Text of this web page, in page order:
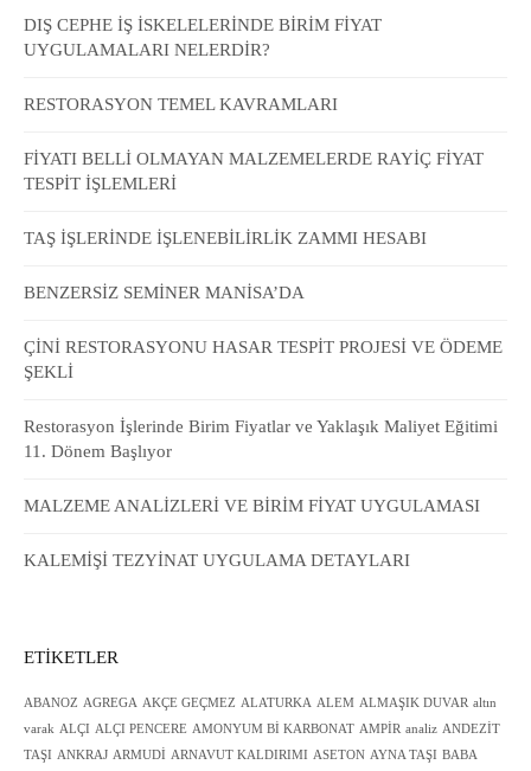
DIŞ CEPHE İŞ İSKELELERİNDE BİRİM FİYAT
UYGULAMALARI NELERDİR?
RESTORASYON TEMEL KAVRAMLARI
FİYATI BELLİ OLMAYAN MALZEMELERDE RAYİÇ FİYAT
TESPİT İŞLEMLERİ
TAŞ İŞLERİNDE İŞLENEBİLİRLİK ZAMMI HESABI
BENZERSİZ SEMİNER MANİSA’DA
ÇİNİ RESTORASYONU HASAR TESPİT PROJESİ VE ÖDEME
ŞEKLİ
Restorasyon İşlerinde Birim Fiyatlar ve Yaklaşık Maliyet Eğitimi
11. Dönem Başlıyor
MALZEME ANALİZLERİ VE BİRİM FİYAT UYGULAMASI
KALEMİŞİ TEZYİNAT UYGULAMA DETAYLARI
ETIKETLER
ABANOZ AGREGA AKÇE GEÇMEZ ALATURKA ALEM ALMAŞIK DUVAR altın
varak ALÇI ALÇI PENCERE AMONYUM Bİ KARBONAT AMPİR analiz ANDEZİT
TAŞI ANKRAJ ARMUDİ ARNAVUT KALDIRIMI ASETON AYNA TAŞI BABA